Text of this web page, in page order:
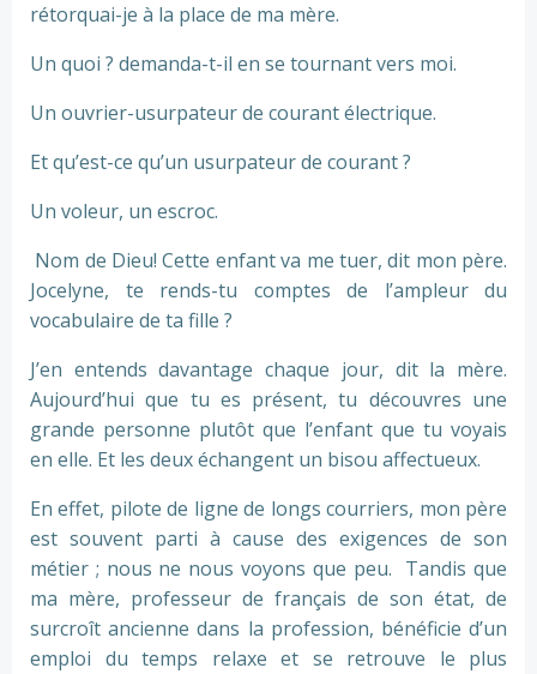
rétorquai-je à la place de ma mère.
Un quoi ? demanda-t-il en se tournant vers moi.
Un ouvrier-usurpateur de courant électrique.
Et qu’est-ce qu’un usurpateur de courant ?
Un voleur, un escroc.
Nom de Dieu! Cette enfant va me tuer, dit mon père.
Jocelyne, te rends-tu comptes de l’ampleur du
vocabulaire de ta fille ?
J’en entends davantage chaque jour, dit la mère.
Aujourd’hui que tu es présent, tu découvres une
grande personne plutôt que l’enfant que tu voyais
en elle. Et les deux échangent un bisou affectueux.
En effet, pilote de ligne de longs courriers, mon père
est souvent parti à cause des exigences de son
métier ; nous ne nous voyons que peu. Tandis que
ma mère, professeur de français de son état, de
surcroît ancienne dans la profession, bénéficie d’un
emploi du temps relaxe et se retrouve le plus